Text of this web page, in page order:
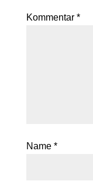
Kommentar *
Name *